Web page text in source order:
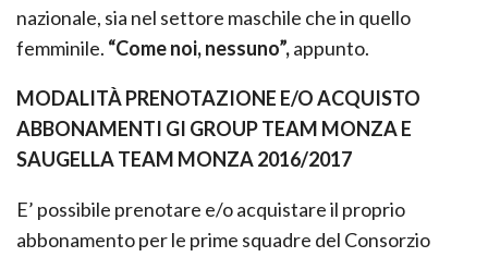
nazionale, sia nel settore maschile che in quello
femminile. “Come noi, nessuno”,appunto.
MODALITÀ PRENOTAZIONE E/O ACQUISTO
ABBONAMENTI GI GROUP TEAM MONZA E
SAUGELLA TEAM MONZA 2016/2017
E’ possibile prenotare e/o acquistare il proprio
abbonamento per le prime squadre del Consorzio